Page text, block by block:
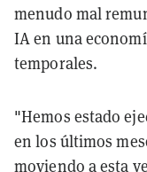
menudo mal
IA en una
temporales.
"Hemos estado
en los últimos
moviendo a esta